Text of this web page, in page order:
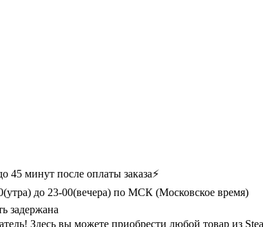
45 минут после оплаты заказа⚡
до 23-00(вечера) по МСК (Московское время)
задержана
Здесь вы можете приобрести любой товар из